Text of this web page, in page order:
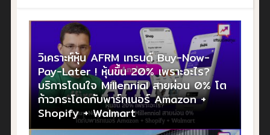
วิเคราะห์หุ้น AFRM เทรนด์ Buy-Now-
Pay-Later ! หุ้นขึ้น 20% เพราะอะไร?
บริการโดนใจ Millennial สายผ่อน 0% โต
ก้าวกระโดดกับพาร์ทเนอร์ Amazon +
Shopify + Walmart